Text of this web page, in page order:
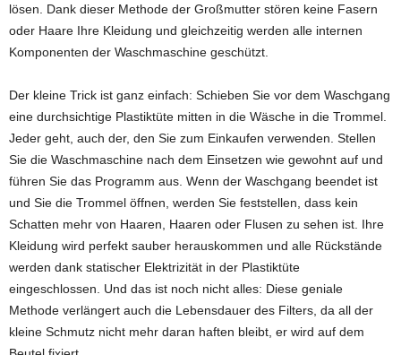
lösen. Dank dieser Methode der Großmutter stören keine Fasern
oder Haare Ihre Kleidung und gleichzeitig werden alle internen
Komponenten der Waschmaschine geschützt.
Der kleine Trick ist ganz einfach: Schieben Sie vor dem Waschgang
eine durchsichtige Plastiktüte mitten in die Wäsche in die Trommel.
Jeder geht, auch der, den Sie zum Einkaufen verwenden. Stellen
Sie die Waschmaschine nach dem Einsetzen wie gewohnt auf und
führen Sie das Programm aus. Wenn der Waschgang beendet ist
und Sie die Trommel öffnen, werden Sie feststellen, dass kein
Schatten mehr von Haaren, Haaren oder Flusen zu sehen ist. Ihre
Kleidung wird perfekt sauber herauskommen und alle Rückstände
werden dank statischer Elektrizität in der Plastiktüte
eingeschlossen. Und das ist noch nicht alles: Diese geniale
Methode verlängert auch die Lebensdauer des Filters, da all der
kleine Schmutz nicht mehr daran haften bleibt, er wird auf dem